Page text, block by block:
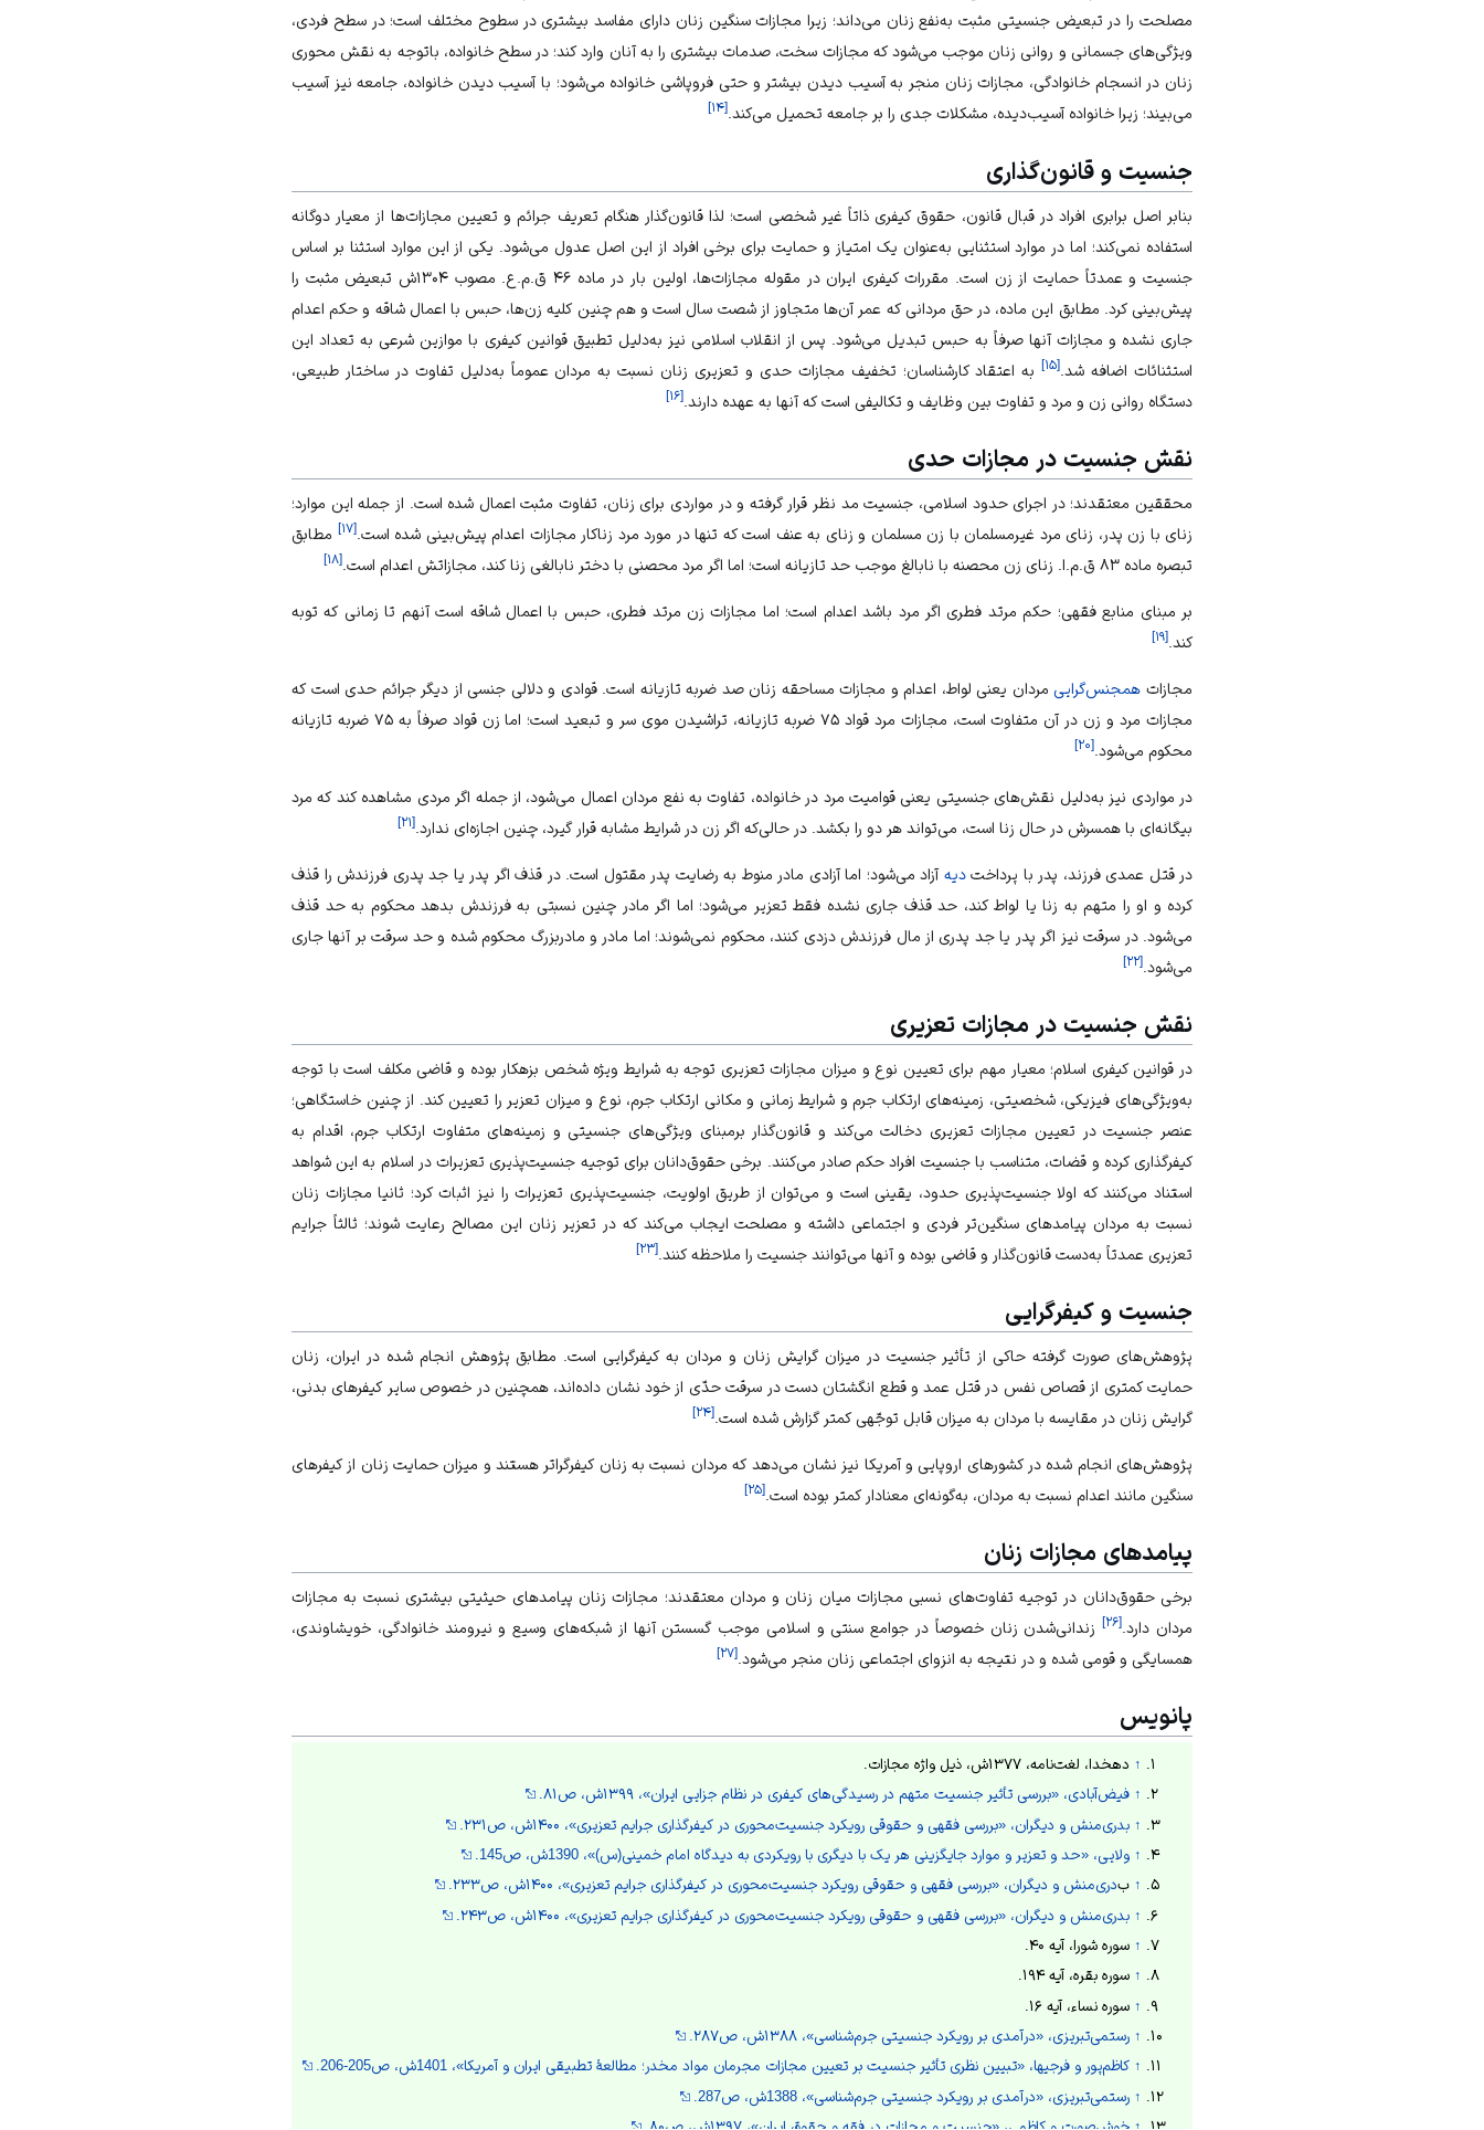
مصلحت را در تبعیض جنسیتی مثبت به‌نفع زنان می‌داند؛ زیرا مجازات سنگین زنان دارای مفاسد بیشتری در سطوح مختلف است؛ در سطح فردی،
ویژگی‌های جسمانی و روانی زنان موجب می‌شود که مجازات سخت، صدمات بیشتری را به آنان وارد کند؛ در سطح خانواده، باتوجه به نقش محوری
زنان در انسجام خانوادگی، مجازات زنان منجر به آسیب دیدن بیشتر و حتی فروپاشی خانواده می‌شود؛ با آسیب دیدن خانواده، جامعه نیز آسیب
می‌بیند؛ زیرا خانواده آسیب‌دیده، مشکلات جدی را بر جامعه تحمیل می‌کند.[۱۴]
جنسیت و قانون‌گذاری
بنابر اصل برابری افراد در قبال قانون، حقوق کیفری ذاتاً غیر شخصی است؛ لذا قانون‌گذار هنگام تعریف جرائم و تعیین مجازات‌ها از معیار دوگانه
استفاده نمی‌کند؛ اما در موارد استثنایی به‌عنوان یک امتیاز و حمایت برای برخی افراد از این اصل عدول می‌شود. یکی از این موارد استثنا بر اساس
جنسیت و عمدتاً حمایت از زن است. مقررات کیفری ایران در مقوله مجازات‌ها، اولین بار در ماده ۴۶ ق.م.ع. مصوب ۱۳۰۴ش تبعیض مثبت را
پیش‌بینی کرد. مطابق این ماده، در حق مردانی که عمر آن‌ها متجاوز از شصت سال است و هم چنین کلیه زن‌ها، حبس با اعمال شاقه و حکم اعدام
جاری نشده و مجازات آنها صرفاً به حبس تبدیل می‌شود. پس از انقلاب اسلامی نیز به‌دلیل تطبیق قوانین کیفری با موازین شرعی به تعداد این
استثنائات اضافه شد. [۱۵]به اعتقاد کارشناسان؛ تخفیف مجازات حدی و تعزیری زنان نسبت به مردان عموماً به‌دلیل تفاوت در ساختار طبیعی،
دستگاه روانی زن و مرد و تفاوت بین وظایف و تکالیفی است که آنها به عهده دارند. [۱۶]
نقش جنسیت در مجازات حدی
محققین معتقدند؛ در اجرای حدود اسلامی، جنسیت مد نظر قرار گرفته و در مواردی برای زنان، تفاوت مثبت اعمال شده است. از جمله این موارد؛
زنای با زن پدر، زنای مرد غیرمسلمان با زن مسلمان و زنای به عنف است که تنها در مورد مرد زناکار مجازات اعدام پیش‌بینی شده است.[۱۷] مطابق
تبصره ماده ۸۳ ق.م.ا. زنای زن محصنه با نابالغ موجب حد تازیانه است؛ اما اگر مرد محصنی با دختر نابالغی زنا کند، مجازاتش اعدام است.
[۱۸]
بر مبنای منابع فقهی؛ حکم مرتد فطری اگر مرد باشد اعدام است؛ اما مجازات زن مرتد فطری، حبس با اعمال شاقه است آنهم تا زمانی که توبه
کند. [۱۹]
مجازات همجنس‌گرایی مردان یعنی لواط، اعدام و مجازات مساحقه زنان صد ضربه تازیانه است. قوادی و دلالی جنسی از دیگر جرائم حدی است که
مجازات مرد و زن در آن متفاوت است، مجازات مرد قواد ۷۵ ضربه تازیانه، تراشیدن موی سر و تبعید است؛ اما زن قواد صرفاً به ۷۵ ضربه تازیانه
محکوم می‌شود. [۲۰]
در مواردی نیز به‌دلیل نقش‌های جنسیتی یعنی قوامیت مرد در خانواده، تفاوت به نفع مردان اعمال می‌شود، از جمله اگر مردی مشاهده کند که مرد
بیگانه‌ای با همسرش در حال زنا است، می‌تواند هر دو را بکشد. در حالی‌که اگر زن در شرایط مشابه قرار گیرد، چنین اجازه‌ای ندارد. [۲۱]
در قتل عمدی فرزند، پدر با پرداختدیه آزاد می‌شود؛ اما آزادی مادر منوط به رضایت پدر مقتول است. در قذف اگر پدر یا جد پدری فرزندش را قذف
کرده و او را متهم به زنا یا لواط کند، حد قذف جاری نشده فقط تعزیر می‌شود؛ اما اگر مادر چنین نسبتی به فرزندش بدهد محکوم به حد قذف
می‌شود. در سرقت نیز اگر پدر یا جد پدری از مال فرزندش دزدی کنند، محکوم نمی‌شوند؛ اما مادر و مادربزرگ محکوم شده و حد سرقت بر آنها جاری
می‌شود. [۲۲]
نقش جنسیت در مجازات تعزیری
در قوانین کیفری اسلام؛ معیار مهم برای تعیین نوع و میزان مجازات تعزیری توجه به شرایط ویژه شخص بزهکار بوده و قاضی مکلف است با توجه
به‌ویژگی‌های فیزیکی، شخصیتی، زمینه‌های ارتکاب جرم و شرایط زمانی و مکانی ارتکاب جرم، نوع و میزان تعزیر را تعیین کند. از چنین خاستگاهی؛
عنصر جنسیت در تعیین مجازات تعزیری دخالت می‌کند و قانون‌گذار برمبنای ویژگی‌های جنسیتی و زمینه‌های متفاوت ارتکاب جرم، اقدام به
کیفرگذاری کرده و قضات، متناسب با جنسیت افراد حکم صادر می‌کنند. برخی حقوق‌دانان برای توجیه جنسیت‌پذیری تعزیرات در اسلام به این شواهد
استناد می‌کنند که اولا جنسیت‌پذیری حدود، یقینی است و می‌توان از طریق اولویت، جنسیت‌پذیری تعزیرات را نیز اثبات کرد؛ ثانیا مجازات زنان
نسبت به مردان پیامدهای سنگین‌تر فردی و اجتماعی داشته و مصلحت ایجاب می‌کند که در تعزیر زنان این مصالح رعایت شوند؛ ثالثاً جرایم
تعزیری عمدتاً به‌دست قانون‌گذار و قاضی بوده و آنها می‌توانند جنسیت را ملاحظه کنند. [۲۳]
جنسیت و کیفرگرایی
پژوهش‌های صورت گرفته حاکی از تأثیر جنسیت در میزان گرایش زنان و مردان به کیفرگرایی است. مطابق پژوهش انجام شده در ایران، زنان
حمایت کمتری از قصاص نفس در قتل عمد و قطع انگشتان دست در سرقت حدّی از خود نشان داده‌اند، همچنین در خصوص سایر کیفرهای بدنی،
گرایش زنان در مقایسه با مردان به میزان قابل توجّهی کمتر گزارش شده است. [۲۴]
پژوهش‌های انجام شده در کشورهای اروپایی و آمریکا نیز نشان می‌دهد که مردان نسبت به زنان کیفرگراتر هستند و میزان حمایت زنان از کیفرهای
سنگین مانند اعدام نسبت به مردان، به‌گونه‌ای معنادار کمتر بوده است. [۲۵]
پیامدهای مجازات زنان
برخی حقوق‌دانان در توجیه تفاوت‌های نسبی مجازات میان زنان و مردان معتقدند؛ مجازات زنان پیامدهای حیثیتی بیشتری نسبت به مجازات
مردان دارد. [۲۶]زندانی‌شدن زنان خصوصاً در جوامع سنتی و اسلامی موجب گسستن آنها از شبکه‌های وسیع و نیرومند خانوادگی، خویشاوندی،
همسایگی و قومی شده و در نتیجه به انزوای اجتماعی زنان منجر می‌شود. [۲۷]
پانویس
↑ دهخدا، لغت‌نامه، ۱۳۷۷ش، ذیل واژه مجازات.
↑ فیض‌آبادی، «بررسی تأثیر جنسیت متهم در رسیدگی‌های کیفری در نظام جزایی ایران»، ۱۳۹۹ش، ص۸۱.
↑ بدری‌منش و دیگران، «بررسی فقهی و حقوقی رویکرد جنسیت‌محوری در کیفرگذاری جرایم تعزیری»، ۱۴۰۰ش، ص۲۳۱.
↑ ولایی، «حد و تعزیر و موارد جایگزینی هر یک با دیگری با رویکردی به دیدگاه امام خمینی(س)»، 1390ش، ص145.
↑ بدری‌منش و دیگران، «بررسی فقهی و حقوقی رویکرد جنسیت‌محوری در کیفرگذاری جرایم تعزیری»، ۱۴۰۰ش، ص۲۳۳.
↑ بدری‌منش و دیگران، «بررسی فقهی و حقوقی رویکرد جنسیت‌محوری در کیفرگذاری جرایم تعزیری»، ۱۴۰۰ش، ص۲۴۳.
↑ سوره شورا، آیه ۴۰.
↑ سوره بقره، آیه ۱۹۴.
↑ سوره نساء، آیه ۱۶.
↑ رستمی‌تبریزی، «درآمدی بر رویکرد جنسیتی جرم‌شناسی»، ۱۳۸۸ش، ص۲۸۷.
↑ کاظم‌پور و فرجیها، «تبیین نظری تأثیر جنسیت بر تعیین مجازات مجرمان مواد مخدر؛ مطالعۀ تطبیقی ایران و آمریکا»، 1401ش، ص205-206.
↑ رستمی‌تبریزی، «درآمدی بر رویکرد جنسیتی جرم‌شناسی»، 1388ش، ص287.
↑ خوش‌صورت و کاظمی، «جنسیت و مجازات در فقه و حقوق ایران»، ۱۳۹۷ش، ص۸۰.